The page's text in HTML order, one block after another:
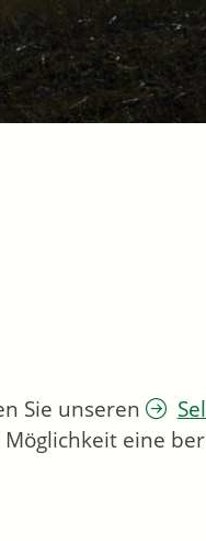
Sie unseren
eine